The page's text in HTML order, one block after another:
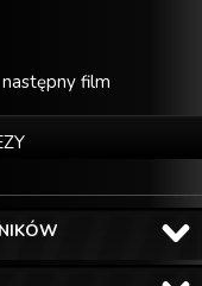
następny film